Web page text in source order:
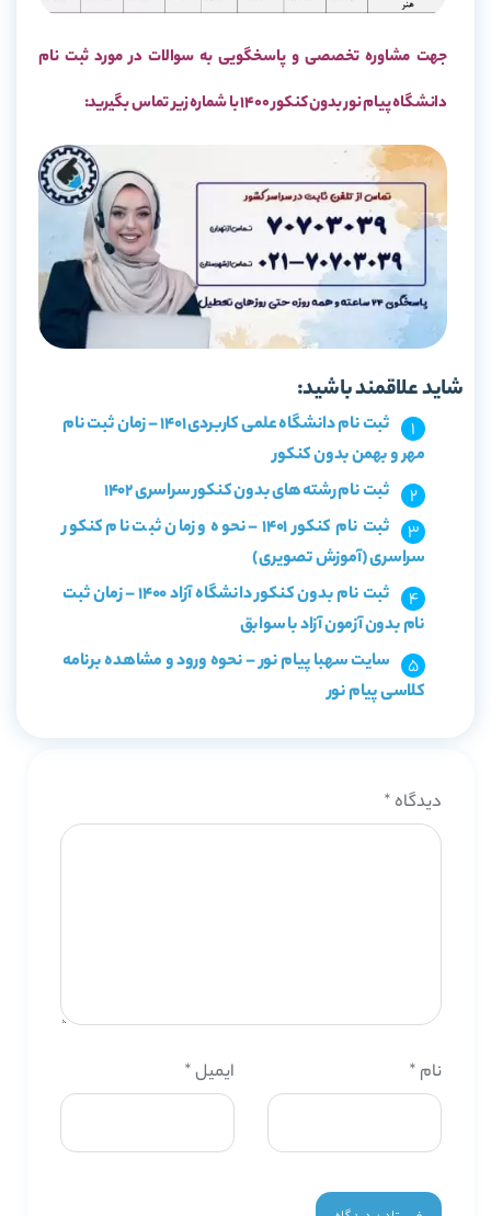
جهت مشاوره تخصصی و پاسخگویی به سوالات در مورد ثبت نام
دانشگاه پیام نور بدون کنکور 1400 با شماره زیر تماس بگیرید:
شاید علاقمند باشید:
ثبت نام دانشگاه علمی کاربردی 1401 – زمان ثبت نام
مهر و بهمن بدون کنکور
ثبت نام رشته های بدون کنکور سراسری 1402
ثبت نام کنکور 1401 – نحوه و زمان ثبت نام کنکور
سراسری (آموزش تصویری)
ثبت نام بدون کنکور دانشگاه آزاد 1400 – زمان ثبت
نام بدون آزمون آزاد با سوابق
سایت سهبا پیام نور – نحوه ورود و مشاهده برنامه
کلاسی پیام نور
دیدگاه *
نام * ایمیل*